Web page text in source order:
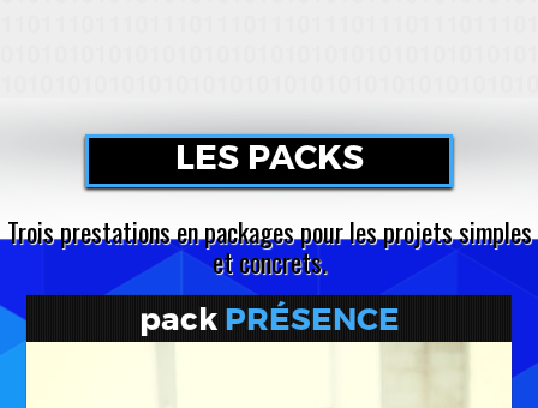
LES PACKS
Trois prestations en packages pour les projets simples
et concrets.
pack PRÉSENCE